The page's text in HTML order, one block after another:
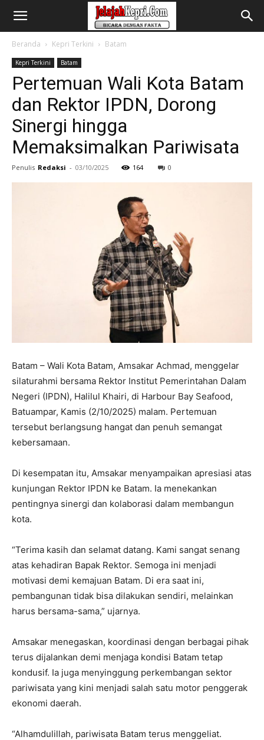
Beranda Kepri Terkini Batam
Kepri Terkini Batam
Pertemuan Wali Kota Batam
dan Rektor IPDN, Dorong
Sinergi hingga
Memaksimalkan Pariwisata
Penulis Redaksi - 03/10/2025 164 0
Batam – Wali Kota Batam, Amsakar Achmad, menggelar
silaturahmi bersama Rektor Institut Pemerintahan Dalam
Negeri (IPDN), Halilul Khairi, di Harbour Bay Seafood,
Batuampar, Kamis (2/10/2025) malam. Pertemuan
tersebut berlangsung hangat dan penuh semangat
kebersamaan.
Di kesempatan itu, Amsakar menyampaikan apresiasi atas
kunjungan Rektor IPDN ke Batam. Ia menekankan
pentingnya sinergi dan kolaborasi dalam membangun
kota.
“Terima kasih dan selamat datang. Kami sangat senang
atas kehadiran Bapak Rektor. Semoga ini menjadi
motivasi demi kemajuan Batam. Di era saat ini,
pembangunan tidak bisa dilakukan sendiri, melainkan
harus bersama-sama,” ujarnya.
Amsakar menegaskan, koordinasi dengan berbagai pihak
terus dijalankan demi menjaga kondisi Batam tetap
kondusif. Ia juga menyinggung perkembangan sektor
pariwisata yang kini menjadi salah satu motor penggerak
ekonomi daerah.
“Alhamdulillah, pariwisata Batam terus menggeliat.